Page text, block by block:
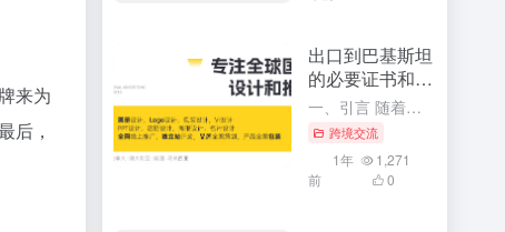
来为
后，
出口到巴基斯坦
的必要证书和流
程
一、引言 随着全球化贸易的深入发展，中国与巴基斯坦的贸易往来日益频繁。对于中国企业而言，了解并掌握出口到巴基斯坦的必要证书和流程，是确保产品顺利通关、进入巴基斯坦市场的重要前提。本文将详细介绍出口到巴...
跨境交流
1年
前
1,271
0